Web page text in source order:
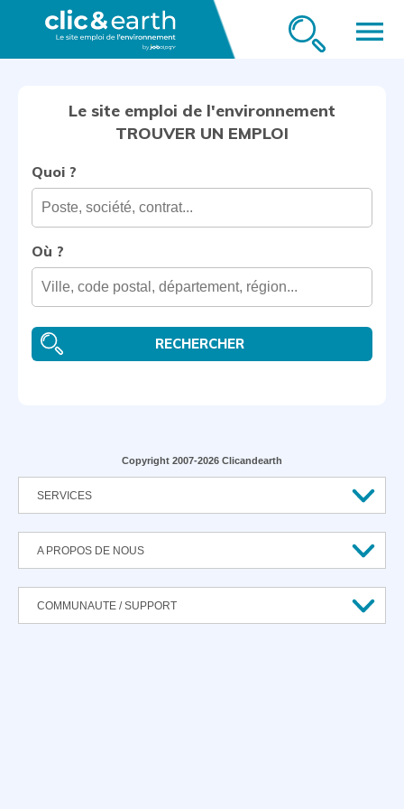
menu
Le site emploi de l'environnement
TROUVER UN EMPLOI
Quoi ?
Où ?
RECHERCHER
Copyright 2007-2026 Clicandearth
SERVICES
A PROPOS DE NOUS
COMMUNAUTE / SUPPORT